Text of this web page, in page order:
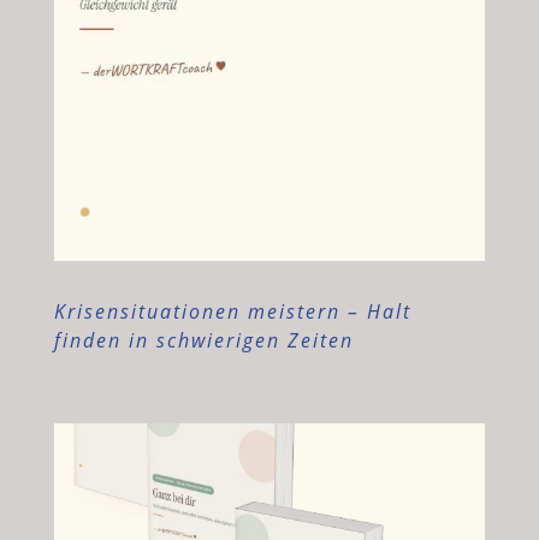
Krisensituationen meistern – Halt
finden in schwierigen Zeiten